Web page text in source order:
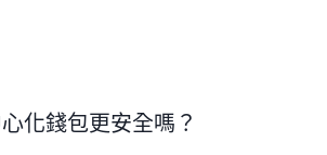
化錢包更安全嗎？